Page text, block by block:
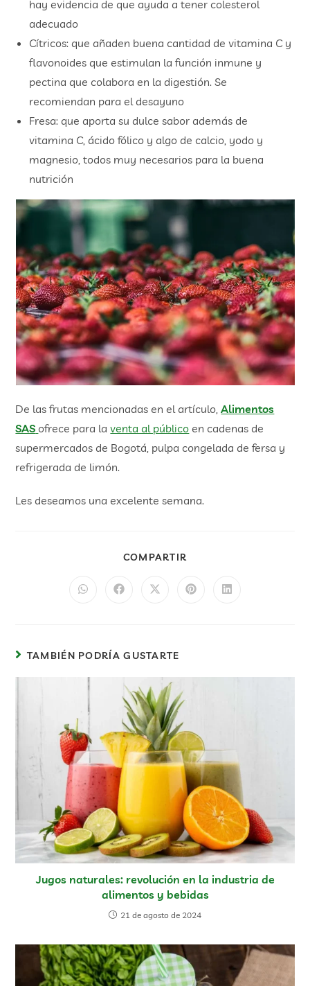
hay evidencia de que ayuda a tener colesterol
adecuado
Cítricos: que añaden buena cantidad de vitamina C y
flavonoides que estimulan la función inmune y
pectina que colabora en la digestión. Se
recomiendan para el desayuno
Fresa: que aporta su dulce sabor además de
vitamina C, ácido fólico y algo de calcio, yodo y
magnesio, todos muy necesarios para la buena
nutrición
De las frutas mencionadas en el artículo,Alimentos
SAS ofrece para laventa al público en cadenas de
supermercados de Bogotá, pulpa congelada de fersa y
refrigerada de limón.
Les deseamos una excelente semana.
COMPARTIR
TAMBIÉN PODRÍA GUSTARTE
Jugos naturales: revolución en la industria de
alimentos y bebidas
21 de agosto de 2024